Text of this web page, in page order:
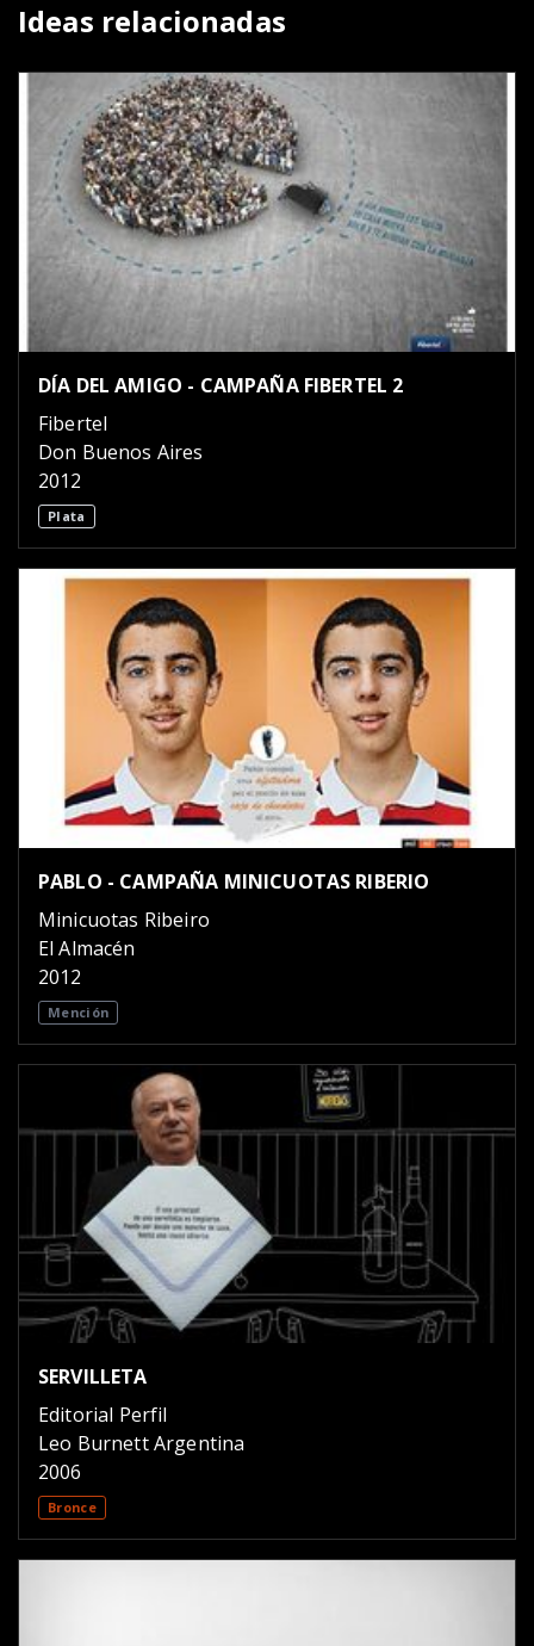
Ideas relacionadas
DÍA DEL AMIGO - CAMPAÑA FIBERTEL 2
Fibertel
Don Buenos Aires
2012
Plata
PABLO - CAMPAÑA MINICUOTAS RIBERIO
Minicuotas Ribeiro
El Almacén
2012
Mención
SERVILLETA
Editorial Perfil
Leo Burnett Argentina
2006
Bronce